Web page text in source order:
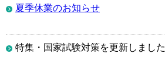
夏季休業のお知らせ
特集・国家試験対策を更新しました